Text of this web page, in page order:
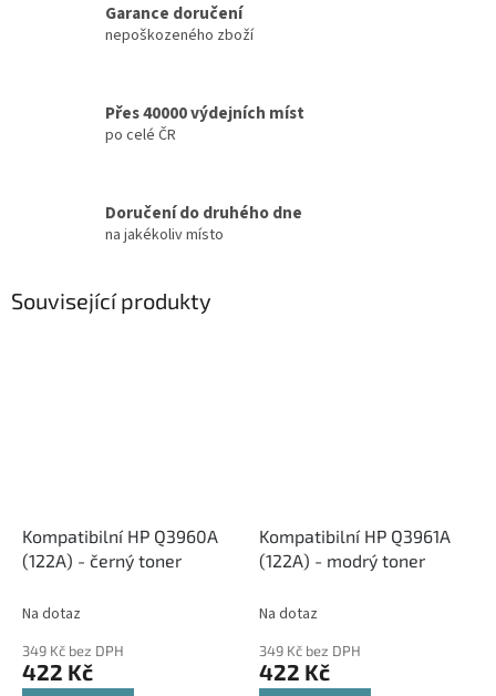
Garance doručení
nepoškozeného zboží
Přes 40000 výdejních míst
po celé ČR
Doručení do druhého dne
na jakékoliv místo
Související produkty
Kompatibilní HP Q3960A
(122A) - černý toner
Na dotaz
349 Kč bez DPH
422 Kč
Kompatibilní HP Q3961A
(122A) - modrý toner
Na dotaz
349 Kč bez DPH
422 Kč